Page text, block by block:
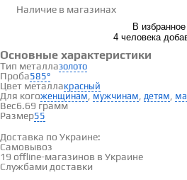
Наличие в магазинах
В избранное
4 человека
Основные характеристики
Тип металлазолото
Проба585°
Цвет металлакрасный
Для когоженщинам,мужчинам детям
Вес6.69 грамм
Размер55
Доставка и оплата
Доставка по Украине:
Самовывоз
19 offline-магазинов в Украине
Службами доставки